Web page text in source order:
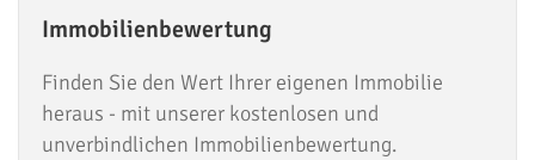
Immobilienbewertung
Finden Sie den Wert Ihrer eigenen Immobilie
heraus - mit unserer kostenlosen und
unverbindlichen Immobilienbewertung.